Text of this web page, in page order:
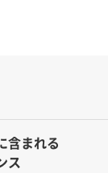
含まれる
ス